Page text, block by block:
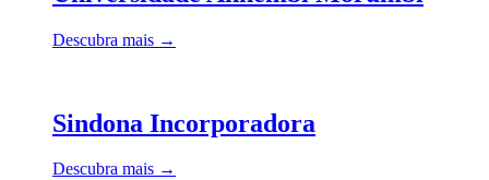
Descubra mais →
Sindona Incorporadora
Descubra mais →